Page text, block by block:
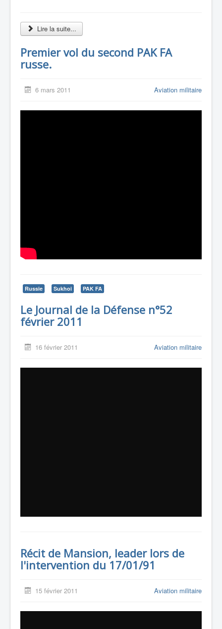
Lire la suite...
Premier vol du second PAK FA
russe.
6 mars 2011 Aviation militaire
Russie Sukhoi PAK FA
Le Journal de la Défense n°52
février 2011
16 février 2011 Aviation militaire
Récit de Mansion, leader lors de
l'intervention du 17/01/91
15 février 2011 Aviation militaire